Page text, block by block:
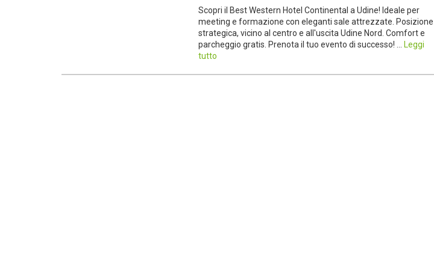
Scopri il Best Western Hotel Continental a Udine! Ideale per
meeting e formazione con eleganti sale attrezzate. Posizione
strategica, vicino al centro e all'uscita Udine Nord. Comfort e
parcheggio gratis. Prenota il tuo evento di successo! ...
Leggi
tutto